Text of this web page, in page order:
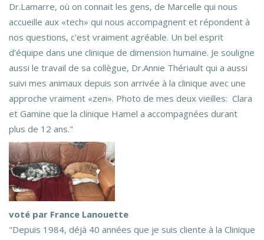
Dr.Lamarre, où on connait les gens, de Marcelle qui nous
accueille aux «tech» qui nous accompagnent et répondent à
nos questions, c'est vraiment agréable. Un bel esprit
d'équipe dans une clinique de dimension humaine. Je souligne
aussi le travail de sa collègue, Dr.Annie Thériault qui a aussi
suivi mes animaux depuis son arrivée à la clinique avec une
approche vraiment «zen». Photo de mes deux vieilles: Clara
et Gamine que la clinique Hamel a accompagnées durant
plus de 12 ans."
voté par France Lanouette
"Depuis 1984, déjà 40 années que je suis cliente à la Clinique